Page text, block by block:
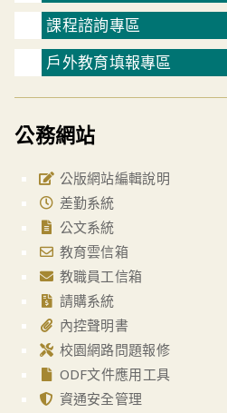
課程諮詢專區
戶外教育填報專區
公務網站
公版網站編輯說明
差勤系統
公文系統
教育雲信箱
教職員工信箱
請購系統
內控聲明書
校園網路問題報修
ODF文件應用工具
資通安全管理